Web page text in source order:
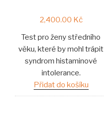
2,400.00 Kč
Test pro ženy středního
věku, které by mohl trápit
syndrom histaminové
intolerance.
Přidat do košíku